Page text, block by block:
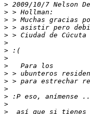
> 2009/10/7 Nelson
>
>
>
>
>
>
>
>
>
>
>
>
>
>